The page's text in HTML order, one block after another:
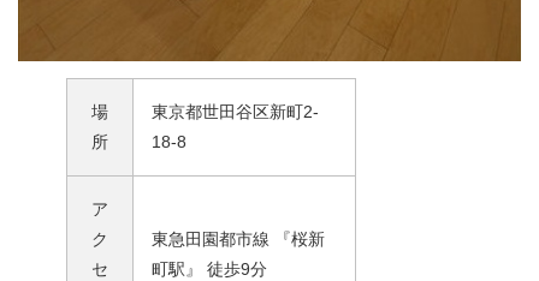
場
所
東京都世田谷区新町2-
18-8
ア
ク
セ
東急田園都市線 『桜新
町駅』 徒歩9分